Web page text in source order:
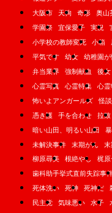
大阪市
天狗 奇形 奥山
学園祭
宜保愛子 実況
小学校の教師変死
小箱
平気です
幼女 幼稚園
弁当業界
強制献血 後女
心霊写真
心霊特集 心
怖いよアンガールズ
怪
憑き護
手を合わせ 拉致
暗い山田、明るい山田
未解決事件
末期がん 末
柳原尋美
根絶やし 梶
歯科助手挙式直前失踪事
死体洗い
死神 死神だ
民主党
気味悪い 水子